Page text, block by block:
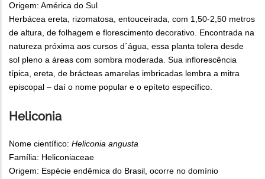
Origem: América do Sul
Herbácea ereta, rizomatosa, entouceirada, com 1,50-2,50 metros
de altura, de folhagem e florescimento decorativo. Encontrada na
natureza próxima aos cursos d´água, essa planta tolera desde
sol pleno a áreas com sombra moderada. Sua inflorescência
típica, ereta, de brácteas amarelas imbricadas lembra a mitra
episcopal – daí o nome popular e o epíteto específico.
Heliconia
Nome científico: Heliconia angusta
Família: Heliconiaceae
Origem: Espécie endêmica do Brasil, ocorre no domínio